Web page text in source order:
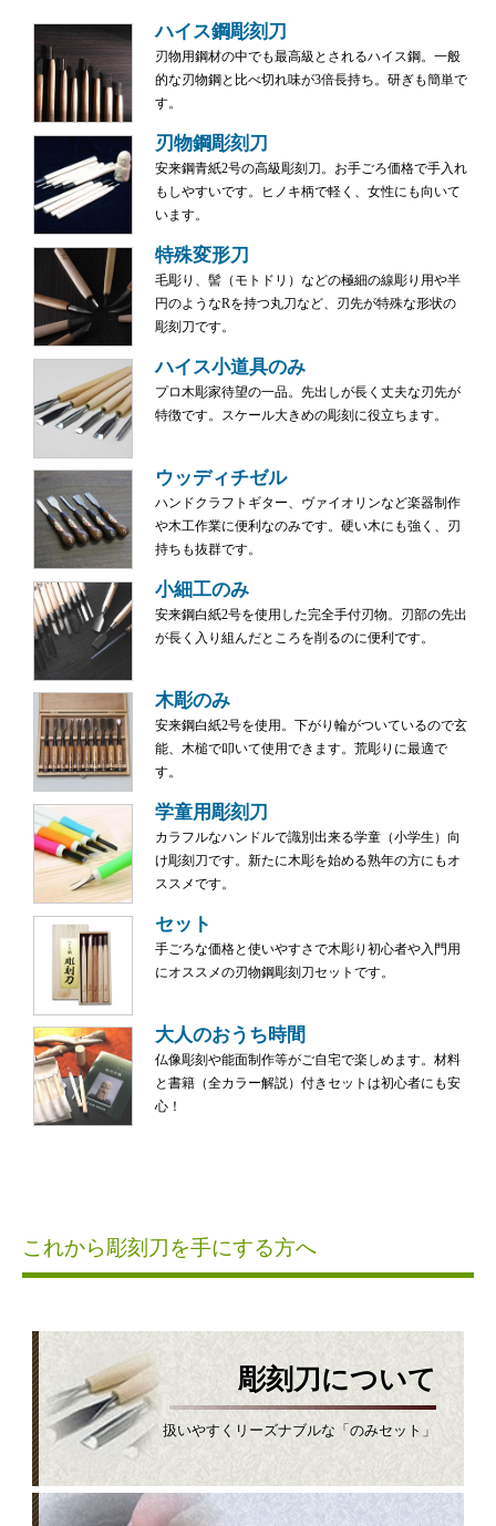
ハイス鋼彫刻刀
刃物用鋼材の中でも最高級とされるハイス鋼。一般
的な刃物鋼と比べ切れ味が3倍長持ち。研ぎも簡単で
す。
刃物鋼彫刻刀
安来鋼青紙2号の高級彫刻刀。お手ごろ価格で手入れ
もしやすいです。ヒノキ柄で軽く、女性にも向いて
います。
特殊変形刀
毛彫り、髻（モトドリ）などの極細の線彫り用や半
円のようなRを持つ丸刀など、刃先が特殊な形状の
彫刻刀です。
ハイス小道具のみ
プロ木彫家待望の一品。先出しが長く丈夫な刃先が
特徴です。スケール大きめの彫刻に役立ちます。
ウッディチゼル
ハンドクラフトギター、ヴァイオリンなど楽器制作
や木工作業に便利なのみです。硬い木にも強く、刃
持ちも抜群です。
小細工のみ
安来鋼白紙2号を使用した完全手付刃物。刃部の先出
が長く入り組んだところを削るのに便利です。
木彫のみ
安来鋼白紙2号を使用。下がり輪がついているので玄
能、木槌で叩いて使用できます。荒彫りに最適で
す。
学童用彫刻刀
カラフルなハンドルで識別出来る学童（小学生）向
け彫刻刀です。新たに木彫を始める熟年の方にもオ
ススメです。
セット
手ごろな価格と使いやすさで木彫り初心者や入門用
にオススメの刃物鋼彫刻刀セットです。
大人のおうち時間
仏像彫刻や能面制作等がご自宅で楽しめます。材料
と書籍（全カラー解説）付きセットは初心者にも安
心！
これから彫刻刀を手にする方へ
彫刻刀について
扱いやすくリーズナブルな「のみセット」